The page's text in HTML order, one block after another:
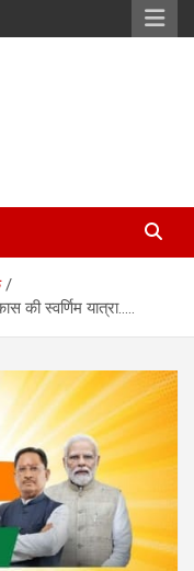
की स्वर्णिम यात्रा…..